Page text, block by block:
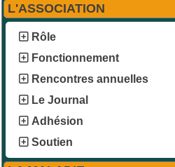
L'ASSOCIATION
Rôle
Fonctionnement
Rencontres annuelles
Le Journal
Adhésion
Soutien